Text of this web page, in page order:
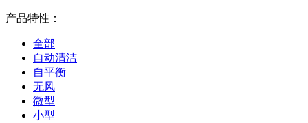
产品特性：
全部
自动清洁
自平衡
无风
微型
小型